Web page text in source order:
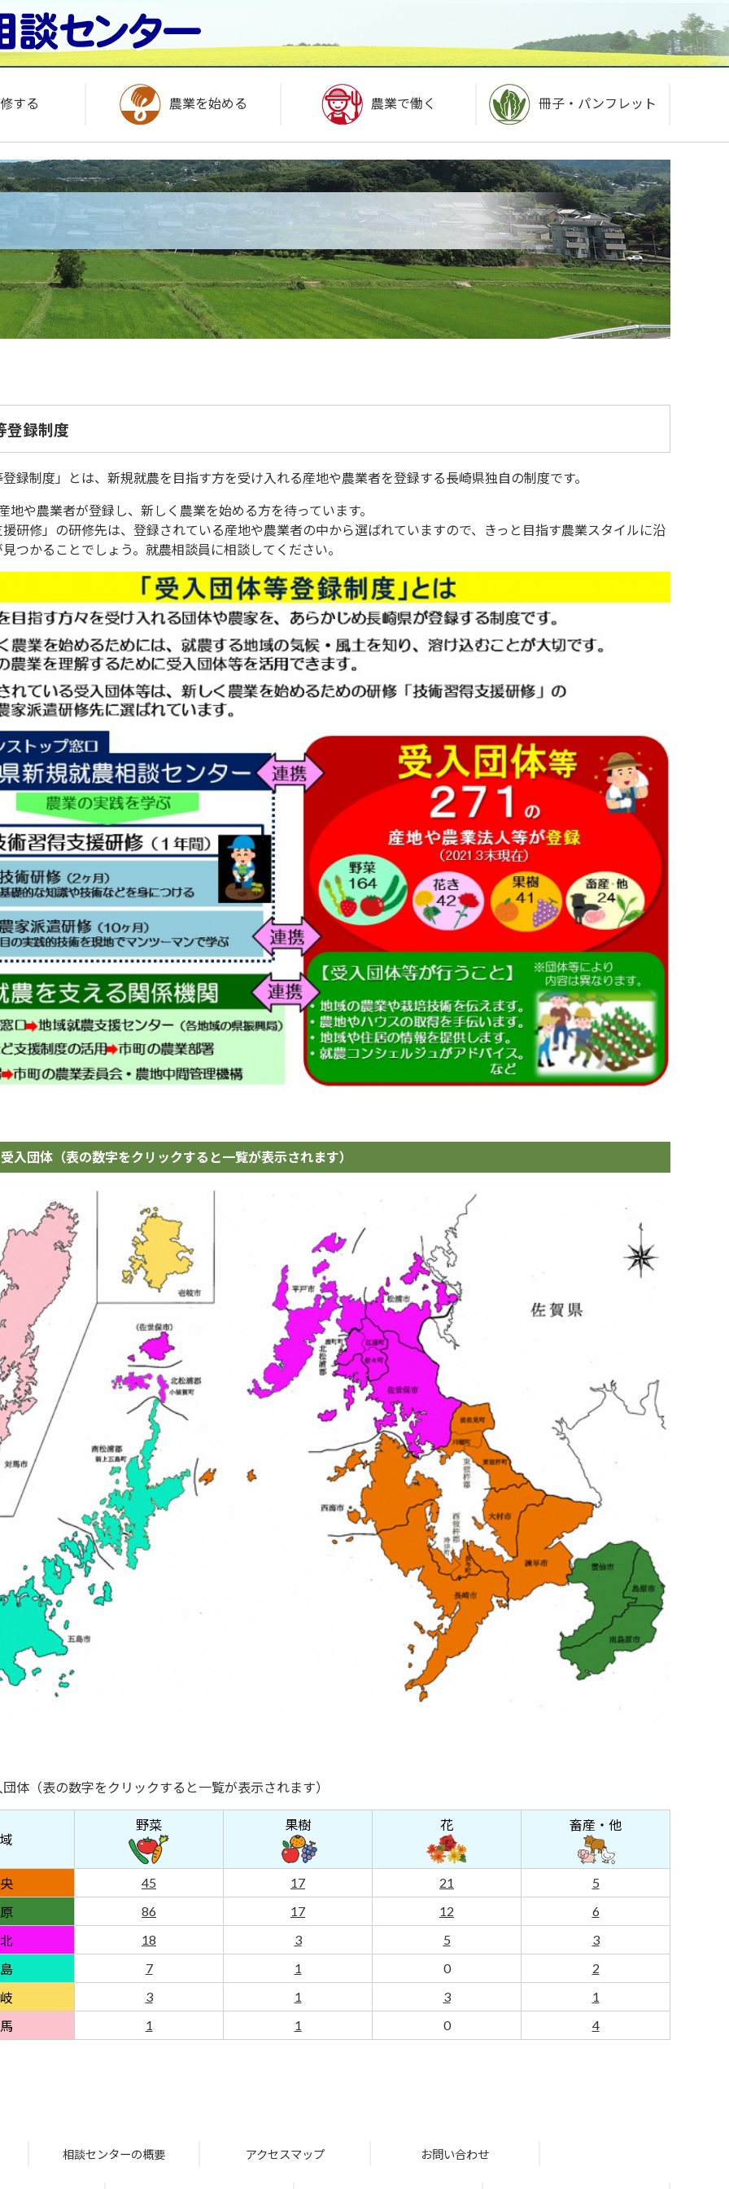
する 農業を始める 農業で働く 冊子・パンフレット
登録制度
録制度」とは、新規就農を目指す方を受け入れる産地や農業者を登録する長崎県独自の制度です。
地や農業者が登録し、新しく農業を始める方を待っています。
研修」の研修先は、登録されている産地や農業者の中から選ばれていますので、きっと目指す農業スタイルに沿
つかることでしょう。就農相談員に相談してください。
入団体（表の数字をクリックすると一覧が表示されます）
体（表の数字をクリックすると一覧が表示されます）
野菜 果樹 花 畜産・他
45 17 21
5
86 17 12
6
18 3 5
3
7 1 0
2
3 1 3
1
1 1 0 4
相談センターの概要 アクセスマップ お問い合わせ